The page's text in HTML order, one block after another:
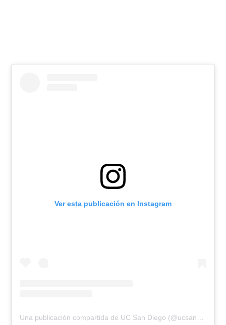
Ver esta publicación en Instagram
Una publicación compartida de UC San Diego (@ucsandiego)